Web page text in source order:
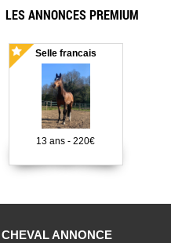
LES ANNONCES PREMIUM
Selle francais
13 ans - 220€
CHEVAL ANNONCE